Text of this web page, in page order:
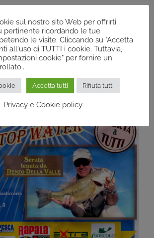
sul nostro sito Web per offrirti
pertinente ricordando le tue
le visite. Cliccando su "Accetta
all'uso di TUTTI i cookie. Tuttavia,
cookie" per fornire un
Accetta tutti Rifiuta tutti
Privacy e Cookie policy